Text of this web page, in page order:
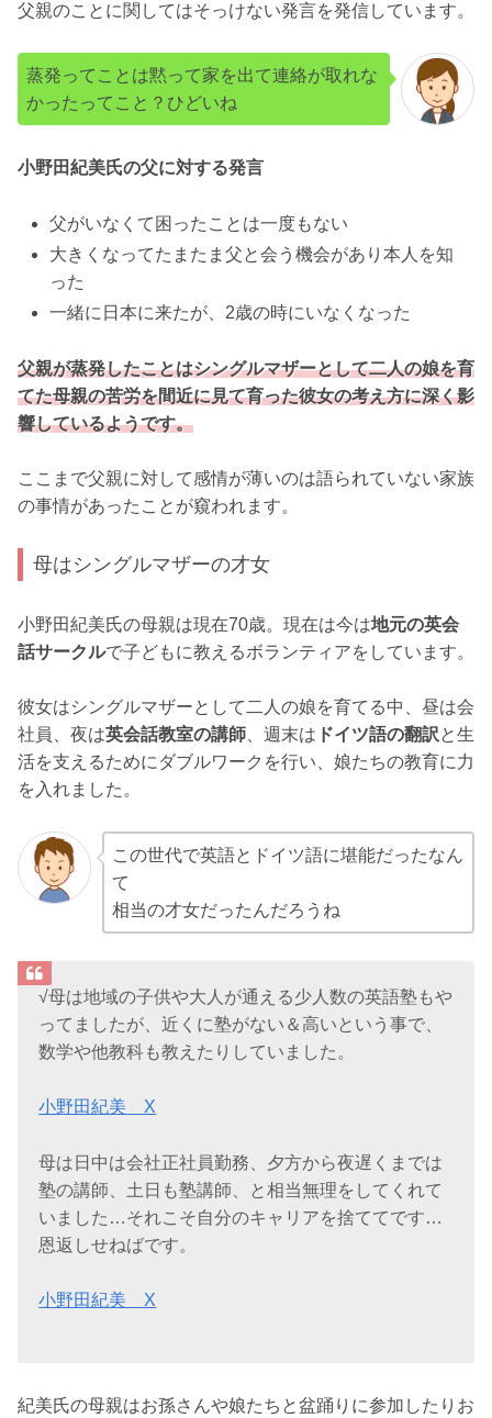
父親のことに関してはそっけない発言を発信しています。
蒸発ってことは黙って家を出て連絡が取れな
かったってこと？ひどいね
小野田紀美氏の父に対する発言
父がいなくて困ったことは一度もない
大きくなってたまたま父と会う機会があり本人を知
った
一緒に日本に来たが、2歳の時にいなくなった
父親が蒸発したことはシングルマザーとして二人の娘を育
てた母親の苦労を間近に見て育った彼女の考え方に深く影
響しているようです。
ここまで父親に対して感情が薄いのは語られていない家族
の事情があったことが窺われます。
母はシングルマザーの才女
小野田紀美氏の母親は現在70歳。現在は今は地元の英会
話サークルで子どもに教えるボランティアをしています。
彼女はシングルマザーとして二人の娘を育てる中、昼は会
社員、夜は英会話教室の講師 、週末は ドイツ語の翻訳と生
活を支えるためにダブルワークを行い、娘たちの教育に力
を入れました。
この世代で英語とドイツ語に堪能だったなん
て
相当の才女だったんだろうね
√母は地域の子供や大人が通える少人数の英語塾もや
ってましたが、近くに塾がない＆高いという事で、
数学や他教科も教えたりしていました。
小野田紀美 X
母は日中は会社正社員勤務、夕方から夜遅くまでは
塾の講師、土日も塾講師、と相当無理をしてくれて
いました…それこそ自分のキャリアを捨ててです…
恩返しせねばです。
小野田紀美 X
紀美氏の母親はお孫さんや娘たちと盆踊りに参加したりお